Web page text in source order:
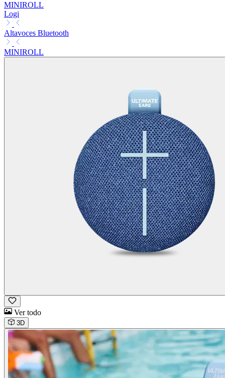
MINIROLL
Logi
Altavoces Bluetooth
MINIROLL
Ver todo
3D